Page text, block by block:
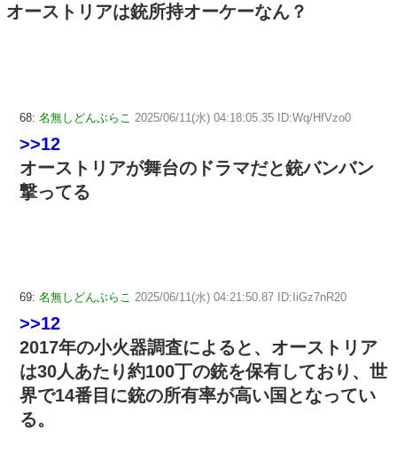
オーストリアは銃所持オーケーなん？
68: 名無しどんぶらこ 2025/06/11(水) 04:18:05.35 ID:Wq/HfVzo0
>>12
オーストリアが舞台のドラマだと銃バンバン
撃ってる
69: 名無しどんぶらこ 2025/06/11(水) 04:21:50.87 ID:IiGz7nR20
>>12
2017年の小火器調査によると、オーストリア
は30人あたり約100丁の銃を保有しており、世
界で14番目に銃の所有率が高い国となってい
る。